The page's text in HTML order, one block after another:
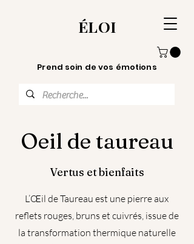
ÉLOI
Prend soin de vos émotions
Oeil de taureau
Vertus et bienfaits
L’Œil de Taureau est une pierre aux
reflets rouges, bruns et cuivrés, issue de
la transformation thermique naturelle